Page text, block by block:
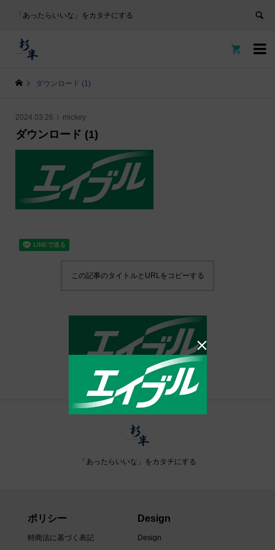
「あったらいいな」をカタチにする


ダウンロード (1)
2024.03.26 mickey
ダウンロード (1)
この記事のタイトルとURLをコピーする
「あったらいいな」をカタチにする
ポリシー
特商法に基づく表記
Design
Design
